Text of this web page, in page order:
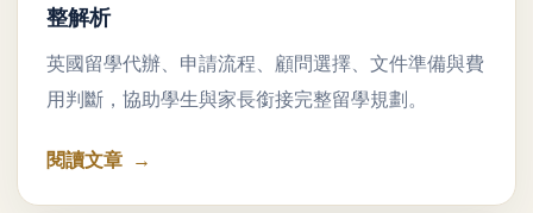
整解析
英國留學代辦、申請流程、顧問選擇、文件準備與費
用判斷，協助學生與家長銜接完整留學規劃。
閱讀文章